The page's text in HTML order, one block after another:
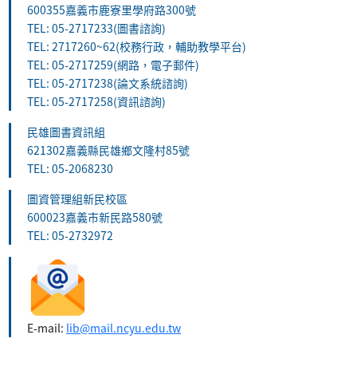
600355嘉義市鹿寮里學府路300號
TEL: 05-2717233(圖書諮詢)
TEL: 2717260~62(校務行政，輔助教學平台)
TEL: 05-2717259(網路，電子郵件)
TEL: 05-2717238(論文系統諮詢)
TEL: 05-2717258(資訊諮詢)
民雄圖書資訊組
621302嘉義縣民雄鄉文隆村85號
TEL: 05-2068230
圖資管理組新民校區
600023嘉義市新民路580號
TEL: 05-2732972
E-mail: lib@mail.ncyu.edu.tw